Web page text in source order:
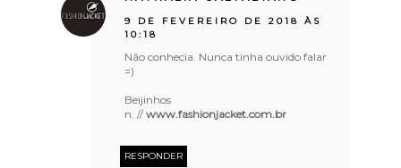
9 DE FEVEREIRO DE 2018 ÀS
10:18
Não conhecia. Nunca tinha ouvido falar
=)
Beijinhos
n. //www.fashionjacket.com.br
RESPONDER